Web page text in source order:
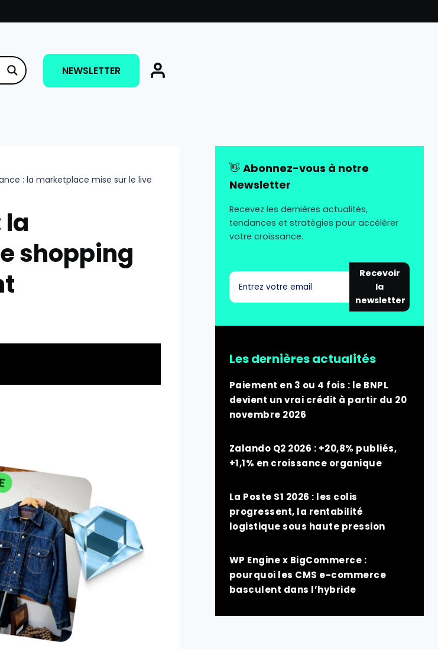
NEWSLETTER
: la marketplace mise sur le live
la
shopping
👋 Abonnez-vous à notre
Newsletter
Recevez les dernières actualités,
tendances et stratégies pour accélérer
votre croissance.
Recevoir
la
newsletter
Les dernières actualités
Paiement en 3 ou 4 fois : le BNPL
devient un vrai crédit à partir du 20
novembre 2026
Zalando Q2 2026 : +20,8% publiés,
+1,1% en croissance organique
La Poste S1 2026 : les colis
progressent, la rentabilité
logistique sous haute pression
WP Engine x BigCommerce :
pourquoi les CMS e-commerce
basculent dans l’hybride